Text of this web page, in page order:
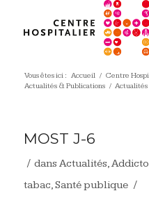
Vous êtes ici : Accueil / Centre
Actualités & Publications / Actualités
MOST J-6
/ dans Actualités,
tabac,Santé publique /